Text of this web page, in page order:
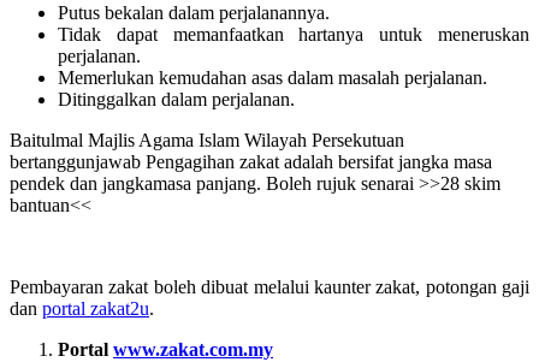
Putus bekalan dalam perjalanannya.
Tidak dapat memanfaatkan hartanya untuk meneruskan
perjalanan.
Memerlukan kemudahan asas dalam masalah perjalanan.
Ditinggalkan dalam perjalanan.
Baitulmal Majlis Agama Islam Wilayah Persekutuan
bertanggunjawab Pengagihan zakat adalah bersifat jangka masa
pendek dan jangkamasa panjang. Boleh rujuk senarai >>28 skim
bantuan<<
Pembayaran zakat boleh dibuat melalui kaunter zakat, potongan gaji
dan portal zakat2u.
Portal www.zakat.com.my